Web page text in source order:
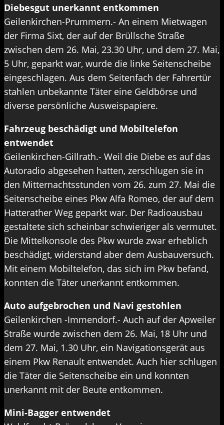
Diebesgut unerkannt entkommen
Geilenkirchen-Prummern.- An einem Mietwagen
der Firma Sixt, der auf der Brüllsche Straße
zwischen dem 26. Mai, 23.30 Uhr, und dem 27. Mai,
5 Uhr, geparkt war, wurde die linke Seitenscheibe
eingeschlagen. Aus dem Seitenfach der Fahrertür
stahlen unbekannte Täter eine Geldbörse und
diverse persönliche Ausweispapiere.
Fahrzeug beschädigt und Mobiltelefon
entwendet
Geilenkirchen-Gillrath.- Weil die Diebe es auf das
Autoradio abgesehen hatten, zerschlugen sie in
den Mitternachtsstunden vom 26. zum 27. Mai die
Seitenscheibe eines Pkw Alfa Romeo, der auf dem
Hatterather Weg geparkt war. Der Radioausbau
gestaltete sich scheinbar schwieriger als vermutet.
Die Mittelkonsole des Pkw wurde zwar erheblich
beschädigt, widerstand aber dem Ausbauversuch.
Mit einem Mobiltelefon, das sich im Pkw befand,
konnten die Täter unerkannt entkommen.
Auto aufgebrochen und Navi gestohlen
Geilenkirchen -Immendorf.- Auch auf der Apweiler
Straße wurde zwischen dem 26. Mai, 18 Uhr und
dem 27. Mai, 1.30 Uhr, ein Navigationsgerät aus
einem Pkw Renault entwendet. Auch hier schlugen
die Täter die Seitenscheibe ein und konnten
unerkannt mit der Beute entkommen.
Mini-Bagger entwendet